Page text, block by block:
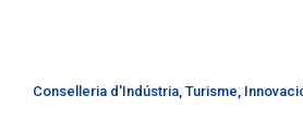
Conselleria d'Indústria, Turisme,